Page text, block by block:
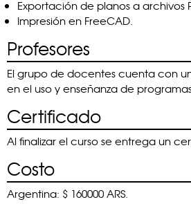
Exportación de planos a archivos
Impresión en FreeCAD.
Profesores
El grupo de docentes cuenta con
en el uso y enseñanza de
Certificado
Al finalizar el curso se entrega un
Costo
Argentina: $ 160000 ARS.